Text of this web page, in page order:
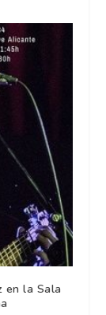
en la Sala